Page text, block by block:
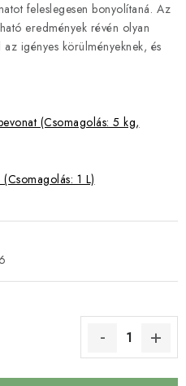
feleslegesen bonyolítaná. Az
eredmények révén olyan
igényes körülményeknek, és
(Csomagolás: 5 kg,
1 L)